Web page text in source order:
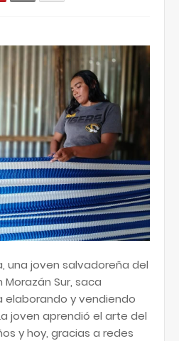
una joven salvadoreña del
Morazán Sur, saca
y vendiendo
joven aprendió el arte del
y hoy, gracias a redes